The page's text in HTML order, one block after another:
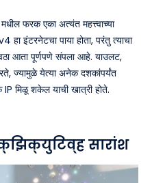
फरक एका अत्यंत महत्त्वाच्या
हा इंटरनेटचा पाया होता, परंतु त्याचा
आता पूर्णपणे संपला आहे. याउलट,
ज्यामुळे येत्या अनेक दशकांपर्यंत
IP मिळू शकेल याची खात्री होते.
सारांश